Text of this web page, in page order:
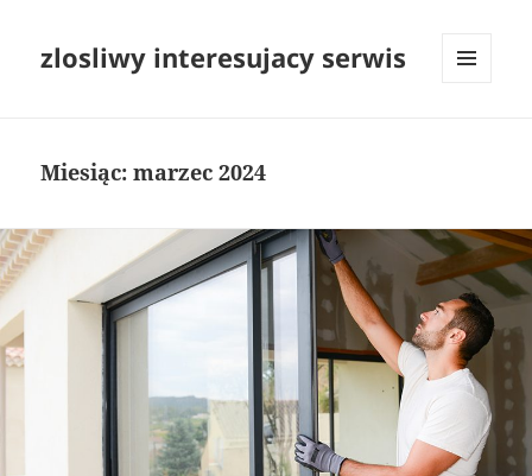
zlosliwy interesujacy serwis
Miesiąc:marzec 2024